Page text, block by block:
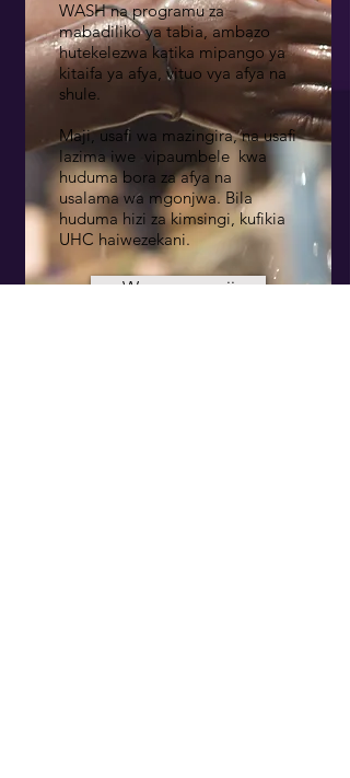
WASH na programu za
mabadiliko ya tabia, ambazo
hutekelezwa katika mipango ya
kitaifa ya afya, vituo vya afya na
shule.
Maji, usafi wa mazingira, na usafi
lazima iwe vipaumbele kwa
huduma bora za afya na
usalama wa mgonjwa. Bila
huduma hizi za kimsingi, kufikia
UHC haiwezekani.
Wazungumzaji